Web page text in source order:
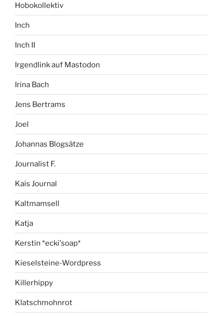
Hobokollektiv
Inch
Inch II
Irgendlink auf Mastodon
Irina Bach
Jens Bertrams
Joel
Johannas Blogsätze
Journalist F.
Kais Journal
Kaltmamsell
Katja
Kerstin *ecki'soap*
Kieselsteine-Wordpress
Killerhippy
Klatschmohnrot